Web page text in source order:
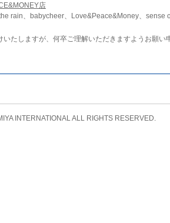
店
rain、babycheer、Love&Peace&Money、sense
たしますが、何卒ご理解いただきますようお願い